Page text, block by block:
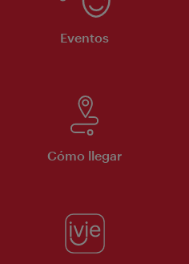
Eventos
Cómo llegar